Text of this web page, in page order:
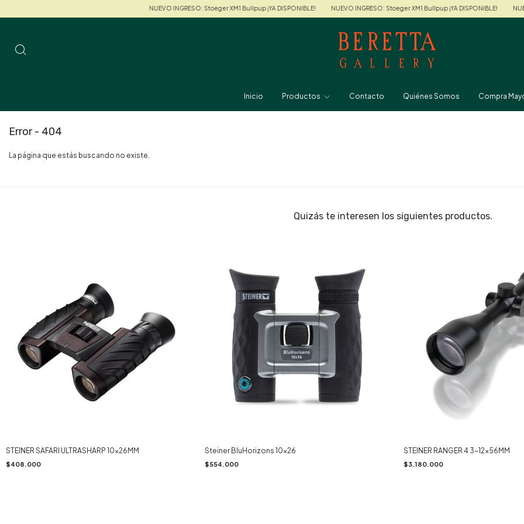
NUEVO INGRESO: Stoeger XM1 Bullpup ¡YA DISPONIBLE! NUEVO INGRESO: Stoeger XM1 Bullpup ¡YA DISPONIBLE!
Inicio Productos Contacto Quiénes Somos Compra
Error - 404
La página que estás buscando no existe.
Quizás te interesen los siguientes productos.
STEINER SAFARI ULTRASHARP 10x26MM
$408.000
Steiner BluHorizons 10x26
$554.000
STEINER RANGER 4 3-12x56MM
$3.180.000